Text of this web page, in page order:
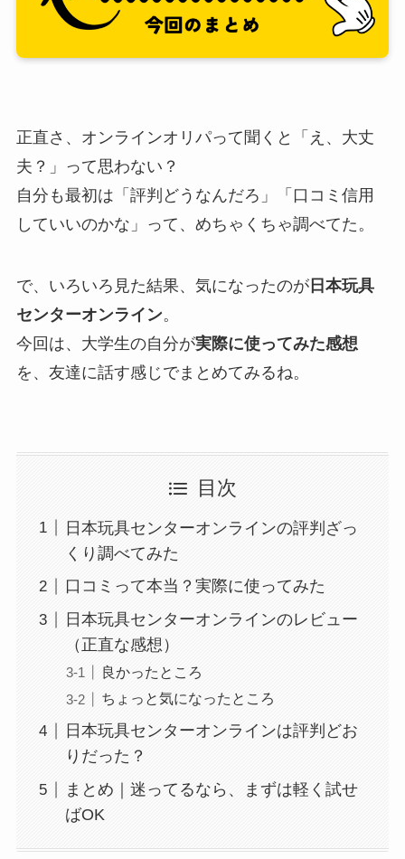
正直さ、オンラインオリパって聞くと「え、大丈
夫？」って思わない？
自分も最初は「評判どうなんだろ」「口コミ信用
していいのかな」って、めちゃくちゃ調べてた。
で、いろいろ見た結果、気になったのが日本玩具
センターオンライン。
今回は、大学生の自分が実際に使ってみた感想
を、友達に話す感じでまとめてみるね。
目次
日本玩具センターオンラインの評判ざっ
くり調べてみた
口コミって本当？実際に使ってみた
日本玩具センターオンラインのレビュー
（正直な感想）
良かったところ
ちょっと気になったところ
日本玩具センターオンラインは評判どお
りだった？
まとめ｜迷ってるなら、まずは軽く試せ
ばOK